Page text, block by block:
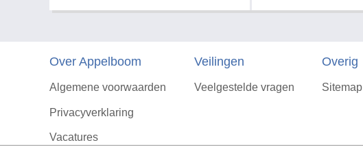
Over Appelboom
Algemene voorwaarden
Privacyverklaring
Vacatures
Veilingen
Veelgestelde vragen
Overig
Sitemap